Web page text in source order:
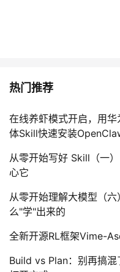
热门推荐
在线养虾模式开启，用
体Skill快速安装
从零开始写好 Skill（一
心它
从零开始理解大模型（
么"学"出来的
全新开源RL框架Vime-
Build vs Plan：别再搞